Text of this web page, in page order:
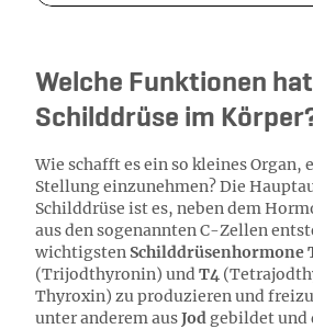
Welche Funktionen
Schilddrüse im
Wie schafft es ein so kleines Organ,
Stellung einzunehmen? Die
Schilddrüse ist es, neben dem
aus den sogenannten C-Zellen
wichtigstenSchilddrüsenhormone
(Trijodthyronin) und T4
Thyroxin) zu produzieren und
unter anderem ausJod gebildet und